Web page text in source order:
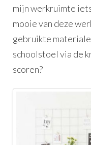
mijn werkruimte
mooie van deze
gebruikte
schoolstoel via de
scoren?